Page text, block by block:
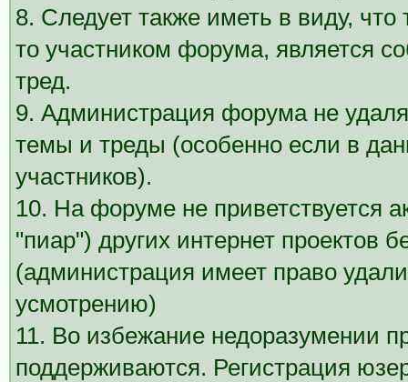
8. Следует также иметь в виду,
то участником форума, является
тред.
9. Администрация форума не
темы и треды (особенно если в
участников).
10. На форуме не приветствуется
"пиар") других интернет проектов
(администрация имеет право
усмотрению)
11. Во избежание недоразумении
поддерживаются. Регистрация